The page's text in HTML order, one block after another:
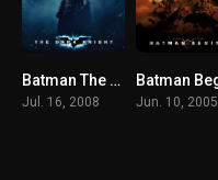
Batman The Dark Knight (2008) แบทแมน อัศวินรัตติกาล
Jul. 16, 2008 Jun. 10, 2005